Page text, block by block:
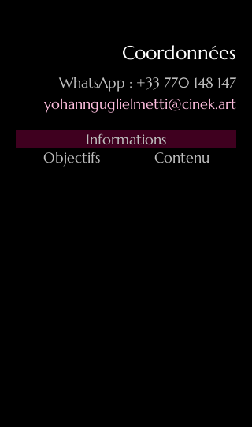
Coordonnées
WhatsApp : +33 770 148 147
yohannguglielmetti@cinek.art
Informations
Objectifs
Contenu